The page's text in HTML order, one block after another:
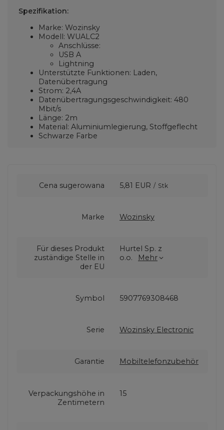
Spezifikation:
Marke: Wozinsky
Modell: WUALC2
Anschlüsse:
USB A
Lightning
Unterstützte Funktionen: Laden,
Datenübertragung
Strom: 2,4A
Datenübertragungsgeschwindigkeit: 480
Mbit/s
Länge: 2m
Material: Aluminiumlegierung, Stoffgeflecht
Schwarze Farbe
Cena sugerowana 5,81 EUR / Stk
Marke Wozinsky
Für dieses Produkt
zuständige Stelle in
der EU
Hurtel Sp. z
o.o.
Mehr
Symbol 5907769308468
Serie Wozinsky Electronic
Garantie Mobiltelefonzubehör
Verpackungshöhe in
Zentimetern
15